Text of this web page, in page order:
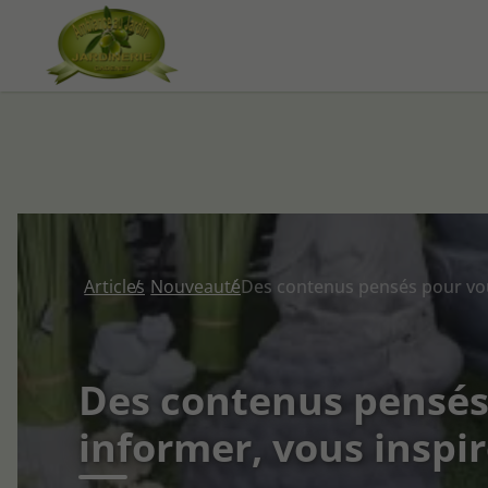
Articles Nouveauté
Des contenus
informer, vous